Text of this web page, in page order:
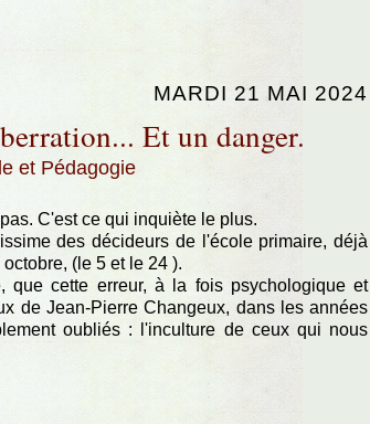
MARDI 21 MAI 2024
Et un danger.
et Pédagogie
C'est ce qui inquiète le plus.
des décideurs de l'école primaire, déjà
(le 5 et le 24 ).
cette erreur, à la fois psychologique et
de Jean-Pierre Changeux, dans les années
oubliés : l'inculture de ceux qui nous